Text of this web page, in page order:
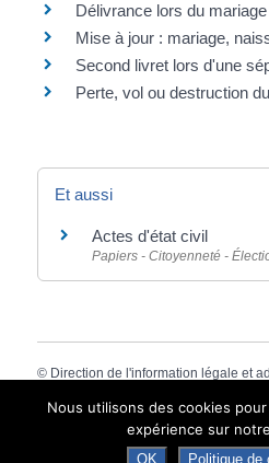
Délivrance lors du mariage
Mise à jour : mariage,
Second livret lors d'une
Perte, vol ou destruction
Et aussi
Actes d'état civil
Papiers - Citoyenneté -
© Direction de l'information légale et
Nous utilisons des cookies
expérience sur
OK Politique de